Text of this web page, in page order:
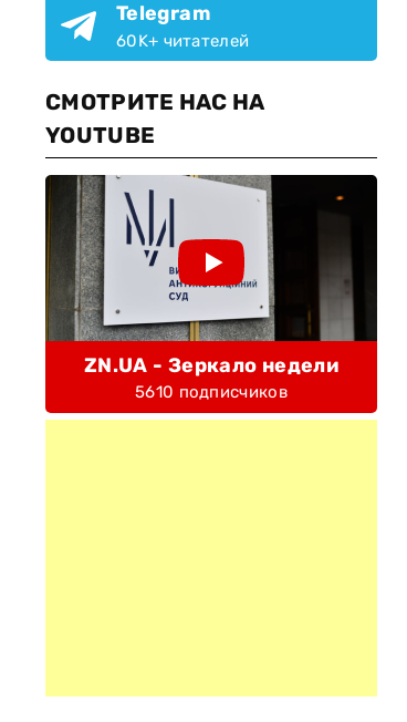
Telegram
60K+ читателей
СМОТРИТЕ НАС НА
YOUTUBE
ZN.UA - Зеркало недели
5610 подписчиков